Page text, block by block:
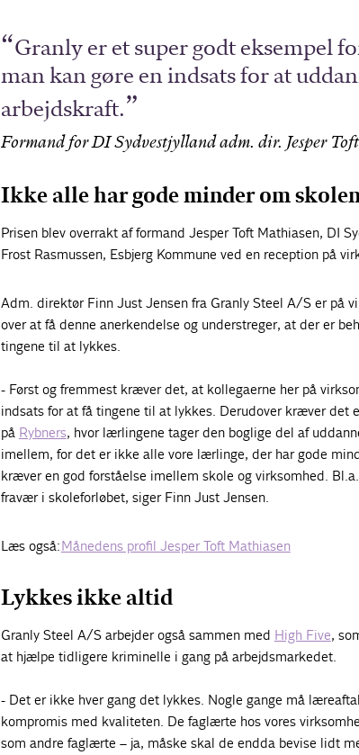
Granly er et super godt eksempel
man kan gøre en indsats for at
arbejdskraft.
Formand for DI Sydvestjylland adm. dir. Jesper
Ikke alle har gode minder om
Prisen blev overrakt af formand Jesper Toft Mathiasen, DI
Frost Rasmussen, Esbjerg Kommune ved en reception på
Adm. direktør Finn Just Jensen fra Granly Steel A/S er på
over at få denne anerkendelse og understreger, at der er
tingene til at lykkes.
- Først og fremmest kræver det, at kollegaerne her på
indsats for at få tingene til at lykkes. Derudover kræver det
på Rybners, hvor lærlingene tager den boglige del af
imellem, for det er ikke alle vore lærlinge, der har gode
kræver en god forståelse imellem skole og virksomhed.
fravær i skoleforløbet, siger Finn Just Jensen.
Læs også:Månedens profil Jesper Toft Mathiasen
Lykkes ikke altid
Granly Steel A/S arbejder også sammen med High Five,
at hjælpe tidligere kriminelle i gang på arbejdsmarkedet.
- Det er ikke hver gang det lykkes. Nogle gange må
kompromis med kvaliteten. De faglærte hos vores
som andre faglærte – ja, måske skal de endda bevise lidt